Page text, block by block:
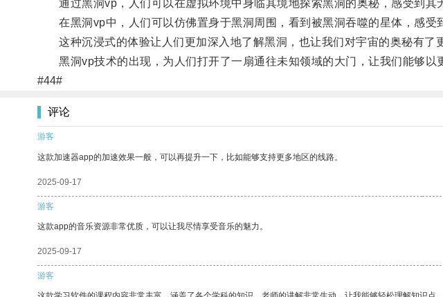
通过黑洞vp，人们可以在虚拟环境中身临其境地探索黑洞的奥秘，感受到其
在黑洞vp中，人们可以仿佛置身于黑洞周围，看到被黑洞吞噬的星体，感受
这种沉浸式的体验让人们更加深入地了解黑洞，也让我们对宇宙的奥秘有了
黑洞vp技术的出现，为人们打开了一扇通往未知领域的大门，让我们能够以
#44#
评论
游客
这款加速器app的加速效果一般，可以再提升一下，比如能够支持更多地区的线路。
2025-09-17
游客
这款app的音乐资源非常优质，可以让我尽情享受音乐的魅力。
2025-09-17
游客